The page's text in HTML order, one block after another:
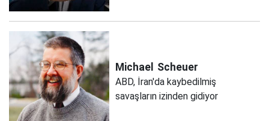
Michael Scheuer
ABD, İran'da kaybedilmiş
savaşların izinden gidiyor